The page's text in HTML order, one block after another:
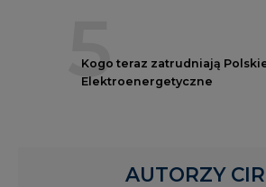
5
Kogo teraz zatrudniają
Elektroenergetyczne
AUTORZY